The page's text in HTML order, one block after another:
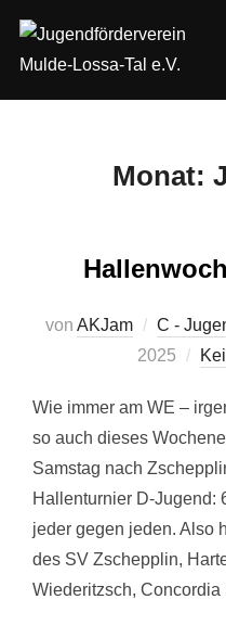
Inhalt
springen
Monat:
von AKJam C -
2025
Wie immer am WE –
so auch dieses
Samstag nach
Hallenturnier D-Jugend:
jeder gegen jeden. Also
des SV Zschepplin,
Wiederitzsch,